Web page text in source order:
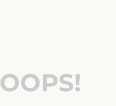
OOPS!